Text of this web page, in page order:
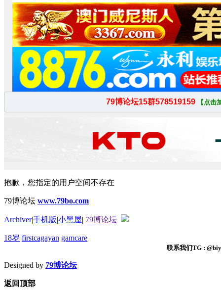
抱歉，您指定的用户空间不存在
79博论坛 www.79bo.com
Archiver|手机版|小黑屋| 79博论坛
18岁 firstcagayan gamcare
联系我们TG :
Designed by 79博论坛
返回顶部